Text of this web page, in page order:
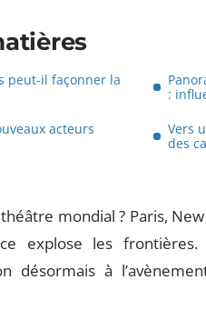
peut-il façonner la
:
acteurs
Vers
des
mondial ? Paris,
explose les
désormais à